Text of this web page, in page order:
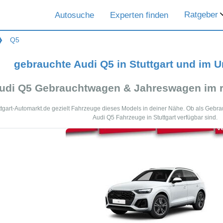
Autosuche Experten finden Ratgeber
Q5
gebrauchte Audi Q5 in Stuttgart und im
Q5 Gebrauchtwagen & Jahreswagen im
Automarkt.de gezielt Fahrzeuge dieses Models in deiner Nähe. Ob als
Audi Q5 Fahrzeuge in Stuttgart verfügbar sind.